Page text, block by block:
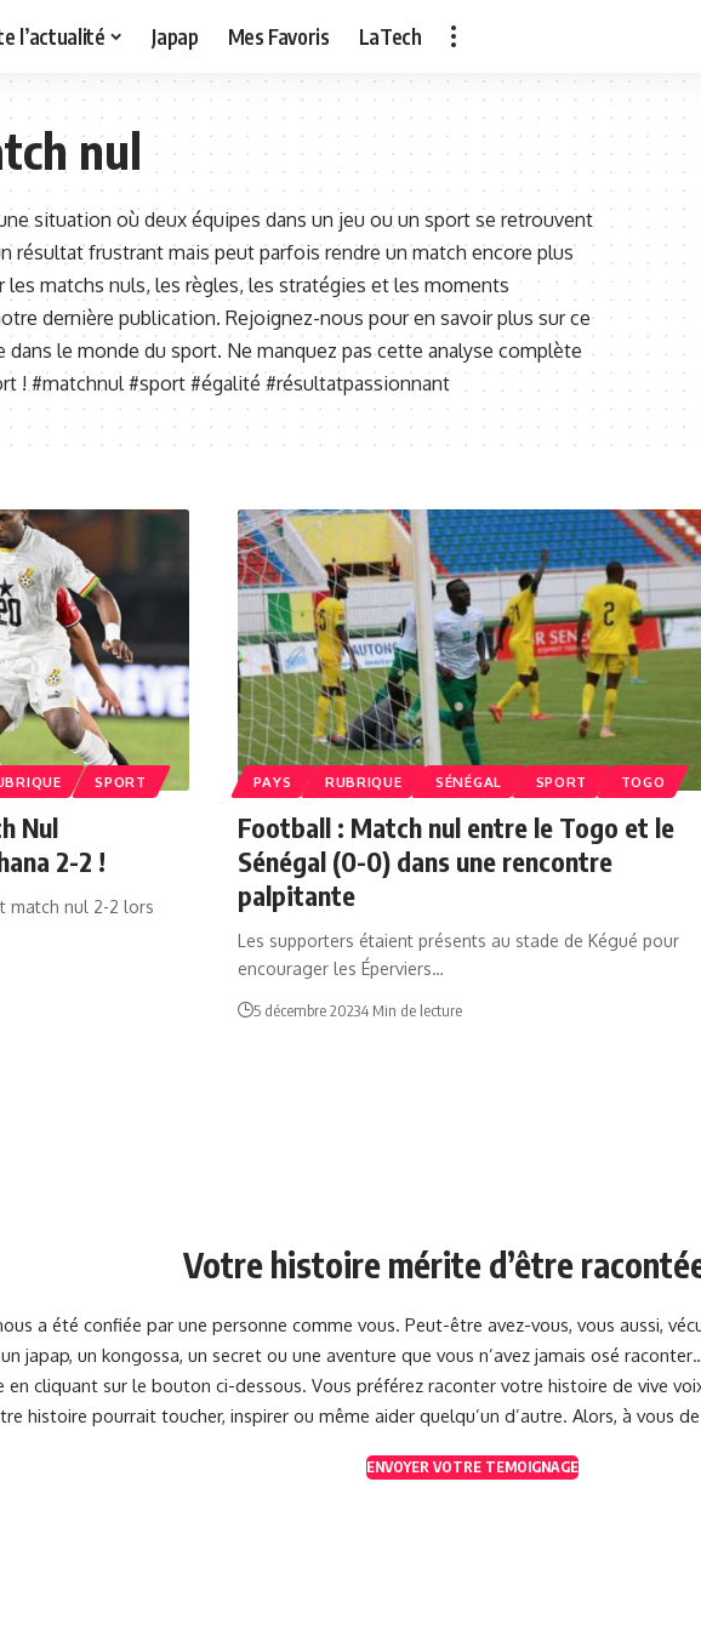
l’actualité Japap Mes Favoris LaTech
nul
situation où deux équipes dans un jeu ou un sport se retrouvent
résultat frustrant mais peut parfois rendre un match encore plus
matchs nuls, les règles, les stratégies et les moments
dernière publication. Rejoignez-nous pour en savoir plus sur ce
le monde du sport. Ne manquez pas cette analyse complète
! #matchnul #sport #égalité #résultatpassionnant
SPORT
Nul
2-2 !
match nul 2-2 lors
PAYS RUBRIQUE SÉNÉGAL SPORT TOGO
Football : Match nul entre le Togo et le
Sénégal (0-0) dans une rencontre
palpitante
Les supporters étaient présents au stade de Kégué pour
encourager les Éperviers…
5 décembre 20234 Min de lecture
Votre histoire mérite d’être
a été confiée par une personne comme vous. Peut-être avez-vous, vous aussi,
japap, un kongossa, un secret ou une aventure que vous n’avez jamais osé
cliquant sur le bouton ci-dessous. Vous préférez raconter votre histoire de vive
histoire pourrait toucher, inspirer ou même aider quelqu’un d’autre. Alors, à vous
ENVOYER VOTRE TEMOIGNAGE